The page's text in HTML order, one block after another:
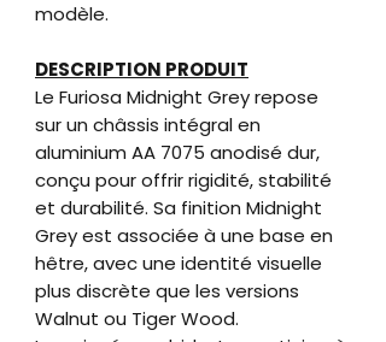
modèle.
DESCRIPTION PRODUIT
Le Furiosa Midnight Grey repose
sur un châssis intégral en
aluminium AA 7075 anodisé dur,
conçu pour offrir rigidité, stabilité
et durabilité. Sa finition Midnight
Grey est associée à une base en
hêtre, avec une identité visuelle
plus discrète que les versions
Walnut ou Tiger Wood.